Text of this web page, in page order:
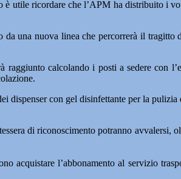
utile ricordare che l’APM ha distribuito i
da una nuova linea che percorrerà il
calcolando i posti a sedere con
dispenser con gel disinfettante per la pulizia
di riconoscimento potranno avvalersi,
acquistare l’abbonamento al servizio